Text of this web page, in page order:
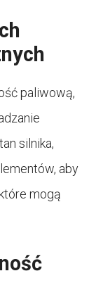
paliwową,
silnika,
aby
mogą